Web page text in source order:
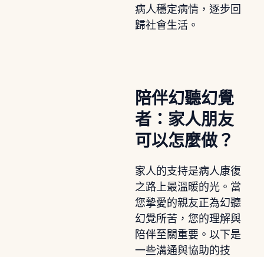
病人穩定病情，逐步回
歸社會生活。
陪伴幻聽幻覺
者：家人朋友
可以怎麼做？
家人的支持是病人康復
之路上最溫暖的光。當
您摯愛的親友正為幻聽
幻覺所苦，您的理解與
陪伴至關重要。以下是
一些溝通與協助的技